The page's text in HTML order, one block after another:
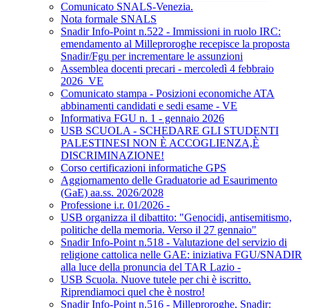
Comunicato SNALS-Venezia.
Nota formale SNALS
Snadir Info-Point n.522 - Immissioni in ruolo IRC:
emendamento al Milleproroghe recepisce la proposta
Snadir/Fgu per incrementare le assunzioni
Assemblea docenti precari - mercoledì 4 febbraio
2026_VE
Comunicato stampa - Posizioni economiche ATA
abbinamenti candidati e sedi esame - VE
Informativa FGU n. 1 - gennaio 2026
USB SCUOLA - SCHEDARE GLI STUDENTI
PALESTINESI NON È ACCOGLIENZA,È
DISCRIMINAZIONE!
Corso certificazioni informatiche GPS
Aggiornamento delle Graduatorie ad Esaurimento
(GaE) aa.ss. 2026/2028
Professione i.r. 01/2026 -
USB organizza il dibattito: "Genocidi, antisemitismo,
politiche della memoria. Verso il 27 gennaio"
Snadir Info-Point n.518 - Valutazione del servizio di
religione cattolica nelle GAE: iniziativa FGU/SNADIR
alla luce della pronuncia del TAR Lazio -
USB Scuola. Nuove tutele per chi è iscritto.
Riprendiamoci quel che è nostro!
Snadir Info-Point n.516 - Milleproroghe, Snadir: